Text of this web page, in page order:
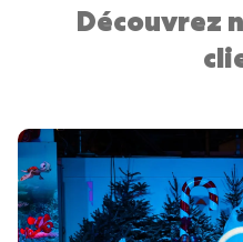
Découvrez